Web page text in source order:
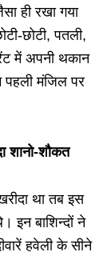
ही रखा गया
छोटी, पतली,
में अपनी थकान
पहली मंजिल पर
शानो-शौकत
था तब इस
इन बाशिन्दों ने
हवेली के सीने